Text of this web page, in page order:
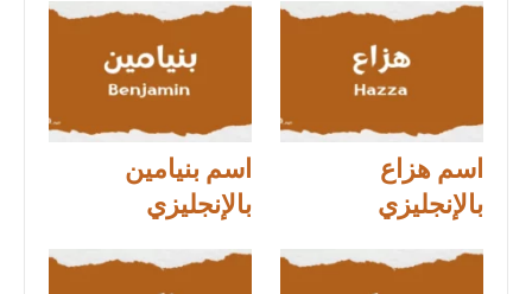
اسم هزاع
بالإنجليزي
اسم بنيامين
بالإنجليزي